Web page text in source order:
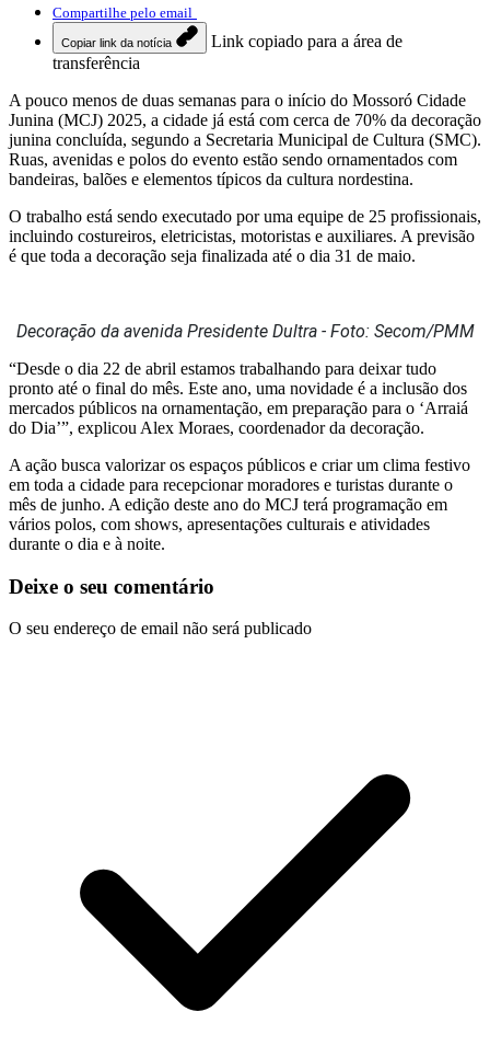
Compartilhe pelo email
Copiar link da notícia
Link copiado para a área de
transferência
A pouco menos de duas semanas para o início do Mossoró Cidade
Junina (MCJ) 2025, a cidade já está com cerca de 70% da decoração
junina concluída, segundo a Secretaria Municipal de Cultura (SMC).
Ruas, avenidas e polos do evento estão sendo ornamentados com
bandeiras, balões e elementos típicos da cultura nordestina.
O trabalho está sendo executado por uma equipe de 25 profissionais,
incluindo costureiros, eletricistas, motoristas e auxiliares. A previsão
é que toda a decoração seja finalizada até o dia 31 de maio.
Decoração da avenida Presidente Dultra - Foto: Secom/PMM
“Desde o dia 22 de abril estamos trabalhando para deixar tudo
pronto até o final do mês. Este ano, uma novidade é a inclusão dos
mercados públicos na ornamentação, em preparação para o ‘Arraiá
do Dia’”, explicou Alex Moraes, coordenador da decoração.
A ação busca valorizar os espaços públicos e criar um clima festivo
em toda a cidade para recepcionar moradores e turistas durante o
mês de junho. A edição deste ano do MCJ terá programação em
vários polos, com shows, apresentações culturais e atividades
durante o dia e à noite.
Deixe o seu comentário
O seu endereço de email não será publicado